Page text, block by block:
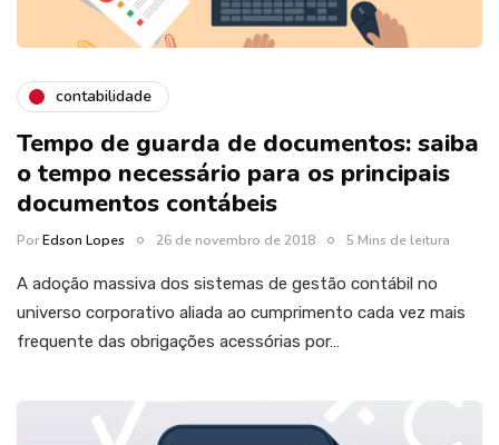
contabilidade
Tempo de guarda de documentos: saiba
o tempo necessário para os principais
documentos contábeis
PorEdson Lopes 26 de novembro de 2018 5 Mins de leitura
A adoção massiva dos sistemas de gestão contábil no
universo corporativo aliada ao cumprimento cada vez mais
frequente das obrigações acessórias por…